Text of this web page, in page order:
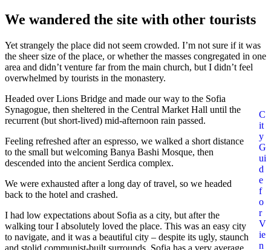
We wandered the site with other tourists
Yet strangely the place did not seem crowded. I’m not sure if it was
the sheer size of the place, or whether the masses congregated in one
area and didn’t venture far from the main church, but I didn’t feel
overwhelmed by tourists in the monastery.
C
it
y
G
ui
d
e
f
o
r
V
ie
n
Headed over Lions Bridge and made our way to the Sofia
Synagogue, then sheltered in the Central Market Hall until the
recurrent (but short-lived) mid-afternoon rain passed.
Feeling refreshed after an espresso, we walked a short distance
to the small but welcoming Banya Bashi Mosque, then
descended into the ancient Serdica complex.
We were exhausted after a long day of travel, so we headed
back to the hotel and crashed.
I had low expectations about Sofia as a city, but after the
walking tour I absolutely loved the place. This was an easy city
to navigate, and it was a beautiful city – despite its ugly, staunch
and stolid communist-built surrounds. Sofia has a very average